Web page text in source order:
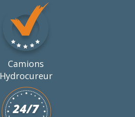
Camions
Hydrocureur